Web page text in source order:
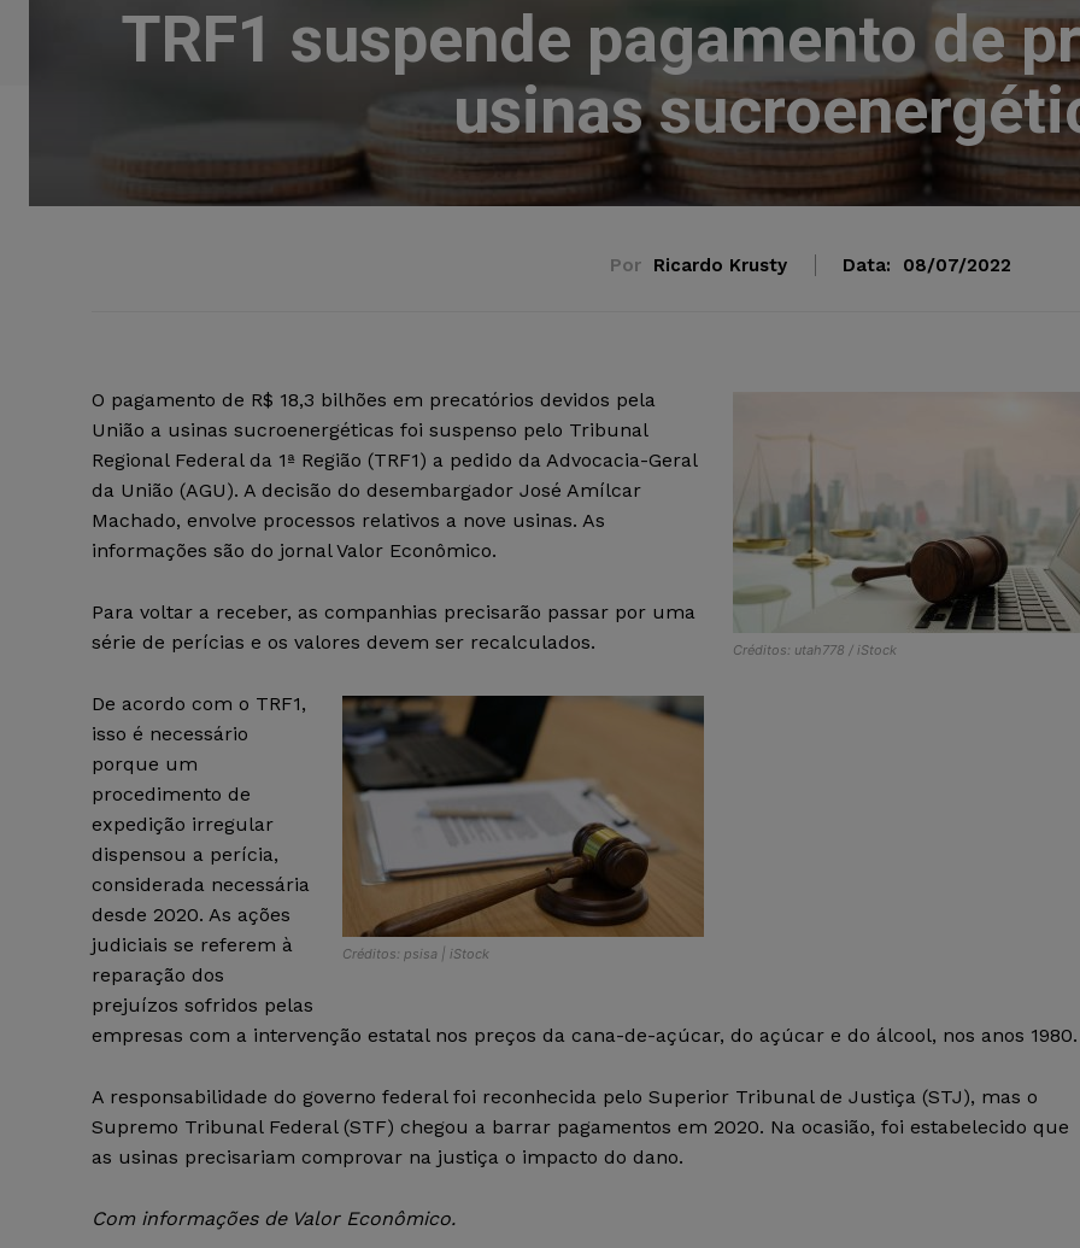
TRF1 suspende pagamento de
usinas
Por Ricardo Krusty Data: 08/07/2022
Créditos: utah778 / iStock
O pagamento de R$ 18,3 bilhões em precatórios devidos pela
União a usinas sucroenergéticas foi suspenso pelo Tribunal
Regional Federal da 1ª Região (TRF1) a pedido da Advocacia-Geral
da União (AGU). A decisão do desembargador José Amílcar
Machado, envolve processos relativos a nove usinas. As
informações são do jornal Valor Econômico.
Para voltar a receber, as companhias precisarão passar por uma
série de perícias e os valores devem ser recalculados.
Créditos: psisa | iStock
De acordo com o TRF1,
isso é necessário
porque um
procedimento de
expedição irregular
dispensou a perícia,
considerada necessária
desde 2020. As ações
judiciais se referem à
reparação dos
prejuízos sofridos pelas
empresas com a intervenção estatal nos preços da cana-de-açúcar, do açúcar e do álcool, nos anos 1980.
A responsabilidade do governo federal foi reconhecida pelo Superior Tribunal de Justiça (STJ), mas o
Supremo Tribunal Federal (STF) chegou a barrar pagamentos em 2020. Na ocasião, foi estabelecido que
as usinas precisariam comprovar na justiça o impacto do dano.
Com informações de Valor Econômico.